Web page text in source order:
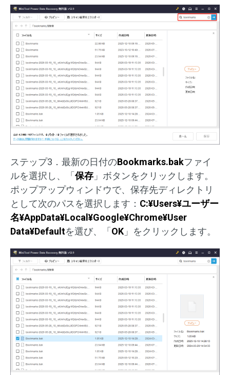
ステップ3．最新の日付のBookmarks.bakファイ
ルを選択し、「 保存 」ボタンをクリックします。
ポップアップウィンドウで、保存先ディレクトリ
として次のパスを選択します： C:¥Users¥ユーザー
名¥AppData¥Local¥Google¥Chrome¥User
Data¥Defaultを選び、「 OK 」をクリックします。